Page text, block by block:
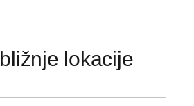
lokacije